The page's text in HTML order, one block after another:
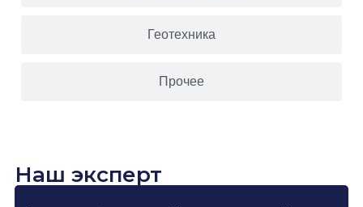
Геотехника
Прочее
Наш эксперт